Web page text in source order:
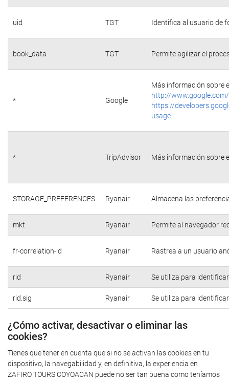
uid TGT Identifica al usuario de
book_data TGT Permite agilizar el
* Google
Más información sobre
http://
https://
usage
* TripAdvisor Más información sobre
STORAGE_PREFERENCES Ryanair Almacena las
mkt Ryanair Permite al navegador
fr-correlation-id Ryanair Rastrea a un usuario
rid Ryanair Se utiliza para
rid.sig Ryanair Se utiliza para
¿Cómo activar, desactivar o eliminar las
cookies?
Tienes que tener en cuenta que si no se activan las cookies en tu
dispositivo, la navegabilidad y, en definitiva, la experiencia en
ZAFIRO TOURS COYOACAN puede no ser tan buena como teníamos